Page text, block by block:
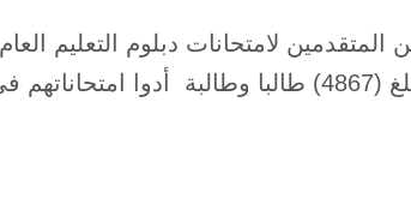
المتقدمين لامتحانات دبلوم التعليم